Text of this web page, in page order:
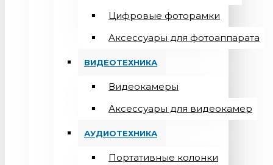
Цифровые фоторамки
Aксессуары для фотоаппарата
ВИДЕОТЕХНИКА
Видеокамеры
Аксессуары для видеокамер
АУДИОТЕХНИКА
Портативные колонки